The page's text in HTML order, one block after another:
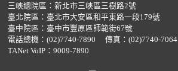
三峽總院區：新北市三峽區三樹路2號
臺北院區：臺北市大安區和平東路一段179號
臺中院區：臺中市豐原區師範街67號
電話總機： (02)7740-7890
傳真：(02)7740-7064
TANet VoIP：9009-7890